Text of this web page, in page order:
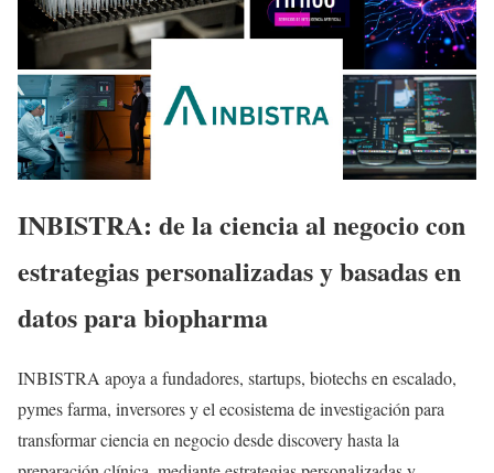
INBISTRA: de la ciencia al negocio con
estrategias personalizadas y basadas en
datos para biopharma
INBISTRA apoya a fundadores, startups, biotechs en escalado,
pymes farma, inversores y el ecosistema de investigación para
transformar ciencia en negocio desde discovery hasta la